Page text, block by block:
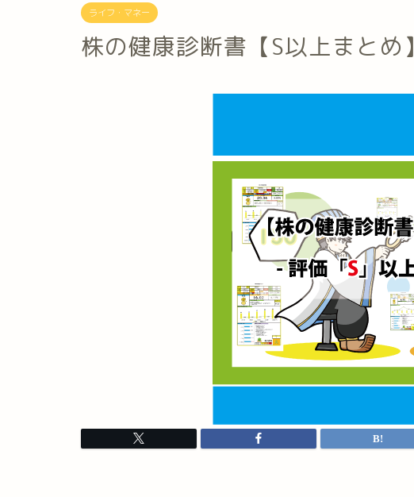
ライフ・マネー
株の健康診断書【S以上まとめ】